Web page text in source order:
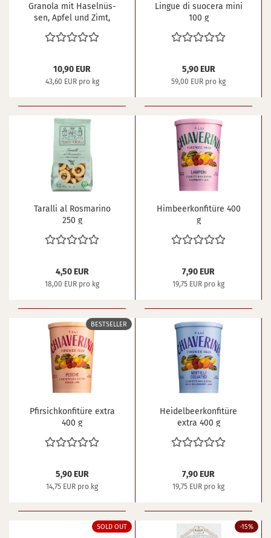
Gra­no­la mit Ha­sel­nüs­
sen, Apfel und Zimt,
10,90 EUR
43,60 EUR pro kg
Lin­gue di suo­ce­ra mini
100 g
5,90 EUR
59,00 EUR pro kg
Ta­r­al­li al Ros­ma­ri­no
250 g
4,50 EUR
18,00 EUR pro kg
Him­beer­kon­fi­tü­re 400
g
7,90 EUR
19,75 EUR pro kg
BESTSELLER
Pfir­sich­kon­fi­tü­re extra
400 g
5,90 EUR
14,75 EUR pro kg
Hei­del­beer­kon­fi­tü­re
extra 400 g
7,90 EUR
19,75 EUR pro kg
SOLD OUT -15%